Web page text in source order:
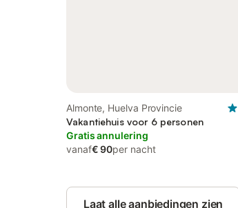
Almonte, Huelva Provincie
Vakantiehuis voor 6 personen
Gratis annulering
vanaf€ 90per nacht
Laat alle aanbiedingen zien